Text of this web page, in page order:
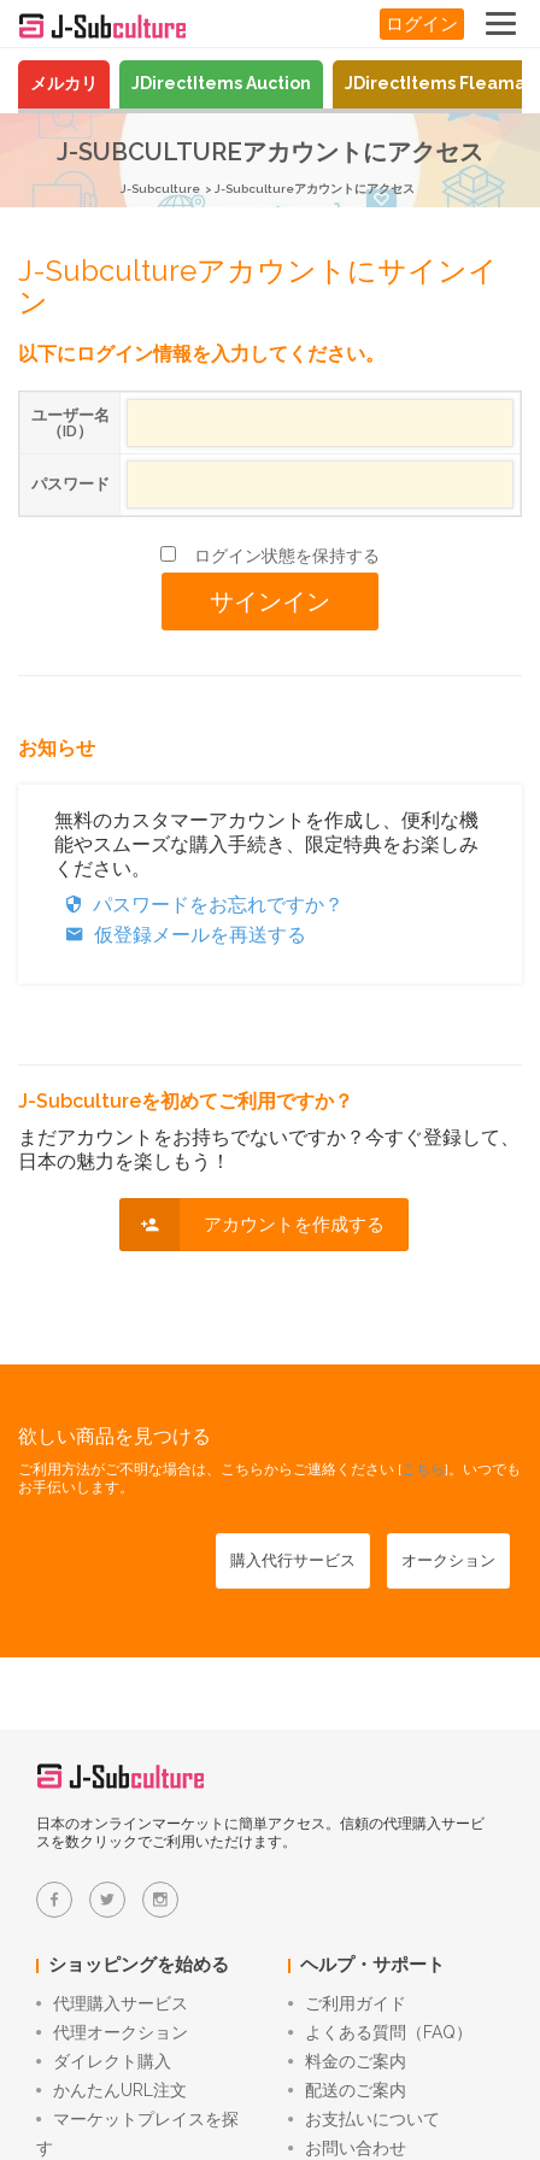
ログイン
メルカリ JDirectItems Auction JDirectItems
J-SUBCULTUREアカウントにアクセス
J-Subculture J-Subcultureアカウントにアクセス
J-Subcultureアカウントにサインイ
ン
以下にログイン情報を入力してください。
ユーザー名
（ID）
パスワード
ログイン状態を保持する
お知らせ
無料のカスタマーアカウントを作成し、便利な機
能やスムーズな購入手続き、限定特典をお楽しみ
ください。
パスワードをお忘れですか？
仮登録メールを再送する
J-Subcultureを初めてご利用ですか？
まだアカウントをお持ちでないですか？今すぐ登録して、
日本の魅力を楽しもう！
アカウントを作成する
欲しい商品を見つける
ご利用方法がご不明な場合は、こちらからご連絡ください [こちら]。いつでも
お手伝いします。
購入代行サービス オークション
日本のオンラインマーケットに簡単アクセス。信頼の代理購入サービ
スを数クリックでご利用いただけます。
ショッピングを始める
代理購入サービス
代理オークション
ダイレクト購入
かんたんURL注文
マーケットプレイスを探
す
ヘルプ・サポート
ご利用ガイド
よくある質問（FAQ）
料金のご案内
配送のご案内
お支払いについて
お問い合わせ